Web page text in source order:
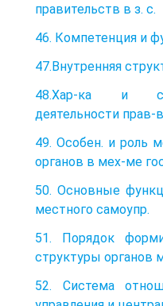
правительств в з. с.
46. Компетенция и
47.Внутренняя
48.Хар-ка и
деятельности прав-
49. Особен. и роль
органов в мех-ме
50. Основные
местного самоупр.
51. Порядок
структуры органов
52. Система